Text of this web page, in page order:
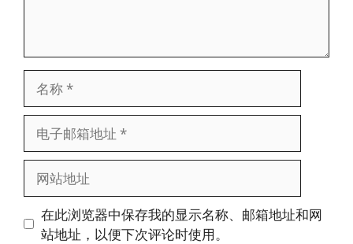
邮
地
址
址
在此浏览器中保存我的显示名称、邮箱地址和网
站地址，以便下次评论时使用。